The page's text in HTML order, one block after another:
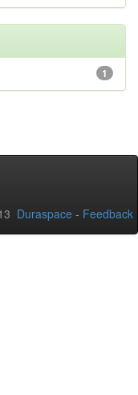
1
Duraspace - Feedback